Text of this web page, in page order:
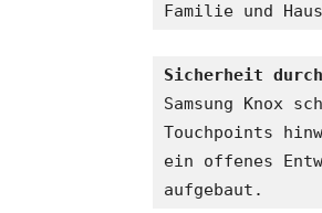
Familie und
Sicherheit
Samsung Knox
Touchpoints
ein offenes
aufgebaut.